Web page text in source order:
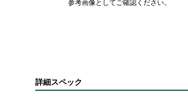
参考画像としてご確認ください。
詳細スペック